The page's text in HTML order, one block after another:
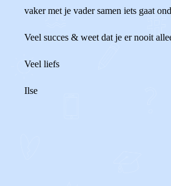
vaker met je vader samen iets gaat
Veel succes & weet dat je er nooit
Veel liefs
Ilse